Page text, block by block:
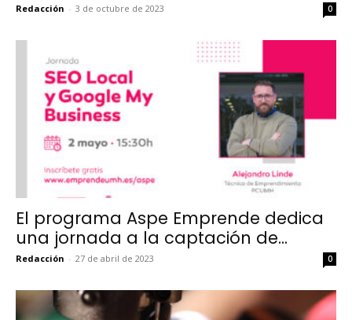
Redacción - 3 de octubre de 2023 0
El programa Aspe Emprende dedica
una jornada a la captación de...
Redacción - 27 de abril de 2023 0